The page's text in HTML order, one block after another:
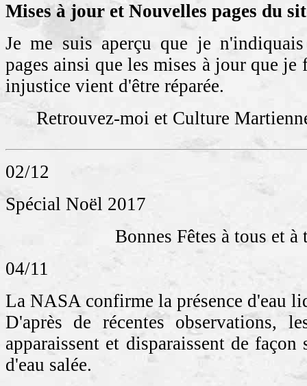
Mises à jour et Nouvelles pages du
Je me suis aperçu que je
pages ainsi que les mises à jour que je
injustice vient d'être réparée.
Retrouvez-moi et Culture
02/12
Spécial Noël 2017
Bonnes Fêtes à tous et à
04/11
La NASA confirme la présence d'eau
D'après de récentes observations,
apparaissent et disparaissent de
d'eau salée.